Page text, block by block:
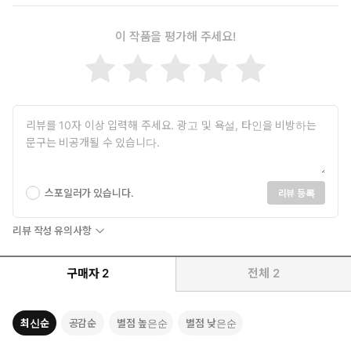
이 작품을 평가해 주세요!
스포일러가 있습니다. 리뷰 등록
리뷰 작성 유의사항
구매자 2 전체 2
최신순 공감순 별점 높은순 별점 낮은순